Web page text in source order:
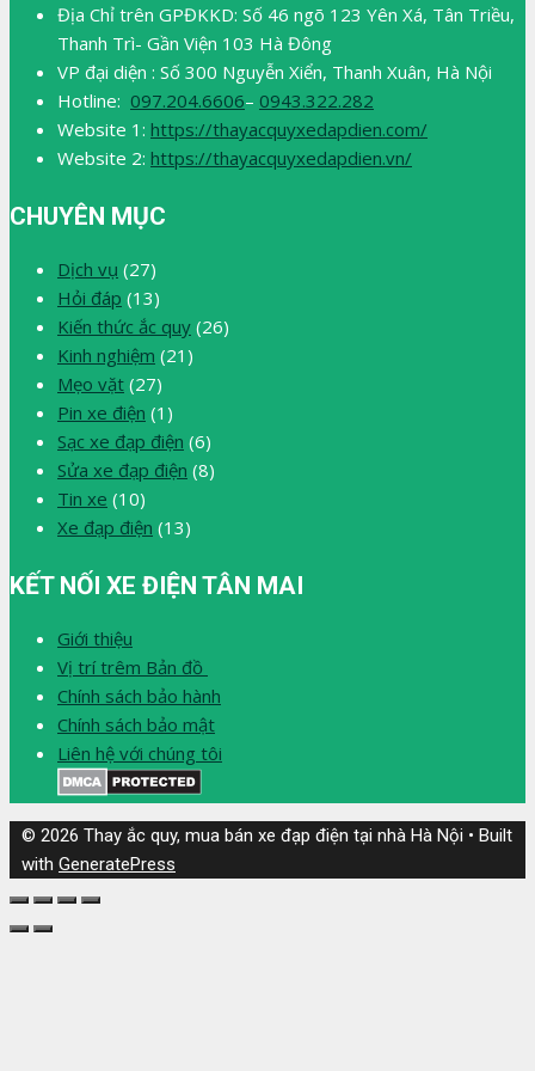
Địa Chỉ trên GPĐKKD: Số 46 ngõ 123 Yên Xá, Tân Triều,
Thanh Trì- Gần Viện 103 Hà Đông
VP đại diện : Số 300 Nguyễn Xiển, Thanh Xuân, Hà Nội
Hotline: 097.204.6606– 0943.322.282
Website 1: https://thayacquyxedapdien.com/
Website 2: https://thayacquyxedapdien.vn/
CHUYÊN MỤC
Dịch vụ (27)
Hỏi đáp (13)
Kiến thức ắc quy (26)
Kinh nghiệm (21)
Mẹo vặt (27)
Pin xe điện (1)
Sạc xe đạp điện (6)
Sửa xe đạp điện (8)
Tin xe (10)
Xe đạp điện (13)
KẾT NỐI XE ĐIỆN TÂN MAI
Giới thiệu
Vị trí trêm Bản đồ
Chính sách bảo hành
Chính sách bảo mật
Liên hệ với chúng tôi
© 2026 Thay ắc quy, mua bán xe đạp điện tại nhà Hà Nội • Built
with GeneratePress